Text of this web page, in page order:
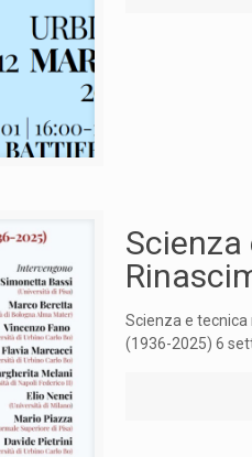
Scienza e tecnica
(1936-2025) 6